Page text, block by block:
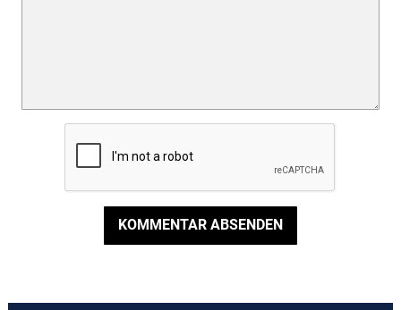
KOMMENTAR ABSENDEN